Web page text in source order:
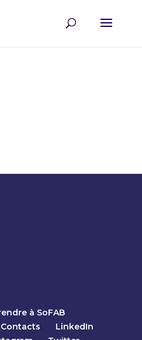
à SoFAB
Contacts
LinkedIn